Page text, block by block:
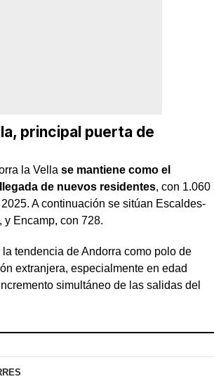
principal puerta de
la Vella se mantiene como el
de nuevos residentes, con 1.060
A continuación se sitúan Escaldes-
y Encamp, con 728.
la tendencia de Andorra como polo de
extranjera, especialmente en edad
simultáneo de las salidas del